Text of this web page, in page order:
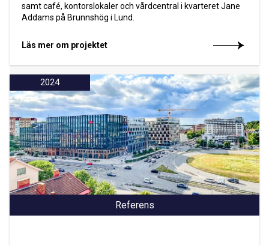
samt café, kontorslokaler och vårdcentral i kvarteret Jane
Addams på Brunnshög i Lund.
Läs mer om projektet
2024
Referens